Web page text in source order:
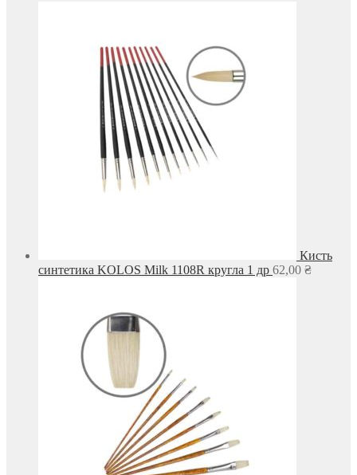
Кисть
синтетика KOLOS Milk 1108R кругла 1 др 62,00 ₴